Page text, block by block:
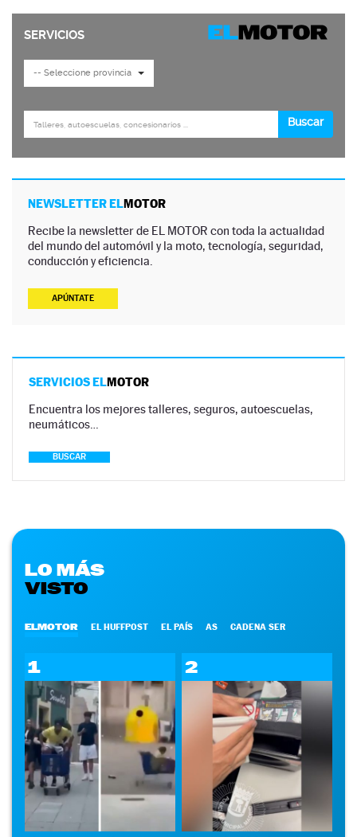
NEWSLETTER ELMOTOR
Recibe la newsletter de EL MOTOR con toda la actualidad
del mundo del automóvil y la moto, tecnología, seguridad,
conducción y eficiencia.
APÚNTATE
SERVICIOS ELMOTOR
Encuentra los mejores talleres, seguros, autoescuelas,
neumáticos…
BUSCAR
LO MÁS
VISTO
ELMOTOR EL HUFFPOST EL PAÍS AS CADENA SER
1 2